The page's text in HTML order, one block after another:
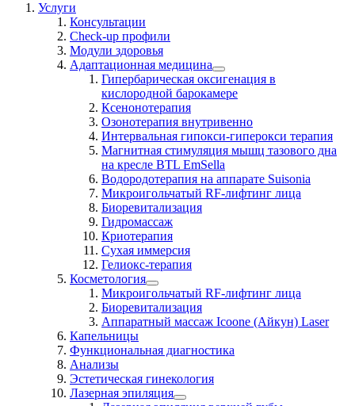
Услуги
Консультации
Check-up профили
Модули здоровья
Адаптационная медицина
Гипербарическая оксигенация в
кислородной барокамере
Ксенонотерапия
Озонотерапия внутривенно
Интервальная гипокси-гиперокси терапия
Магнитная стимуляция мышц тазового дна
на кресле BTL EmSella
Водородотерапия на аппарате Suisonia
Микроигольчатый RF-лифтинг лица
Биоревитализация
Гидромассаж
Криотерапия
Сухая иммерсия
Гелиокс-терапия
Косметология
Микроигольчатый RF-лифтинг лица
Биоревитализация
Аппаратный массаж Icoone (Айкун) Laser
Капельницы
Функциональная диагностика
Анализы
Эстетическая гинекология
Лазерная эпиляция